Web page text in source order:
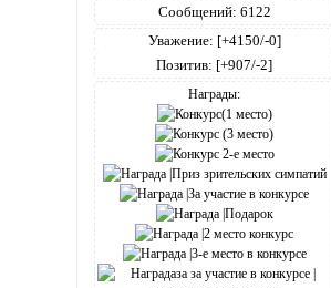
Сообщений: 6122
Уважение: [+4150/-0]
Позитив: [+907/-2]
Награды: